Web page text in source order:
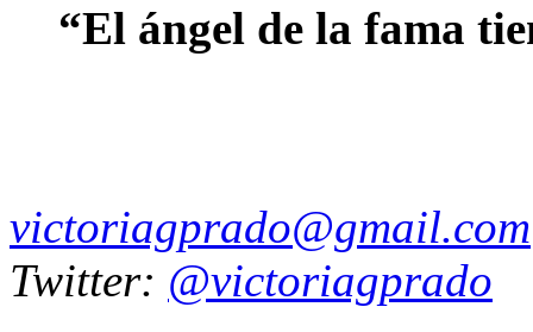
“El ángel de la fama
victoriagprado@gmail.com
Twitter: @victoriagprado